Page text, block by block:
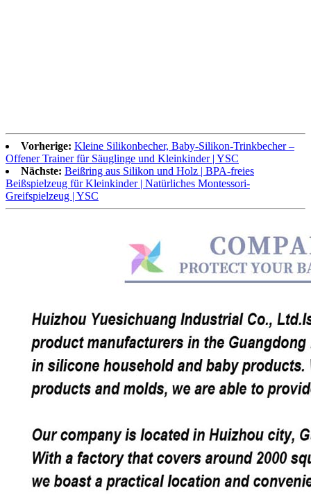
Vorherige: Kleine Silikonbecher, Baby-Silikon-Trinkbecher –
Offener Trainer für Säuglinge und Kleinkinder | YSC
Nächste: Beißring aus Silikon und Holz | BPA-freies
Beißspielzeug für Kleinkinder | Natürliches Montessori-
Greifspielzeug | YSC